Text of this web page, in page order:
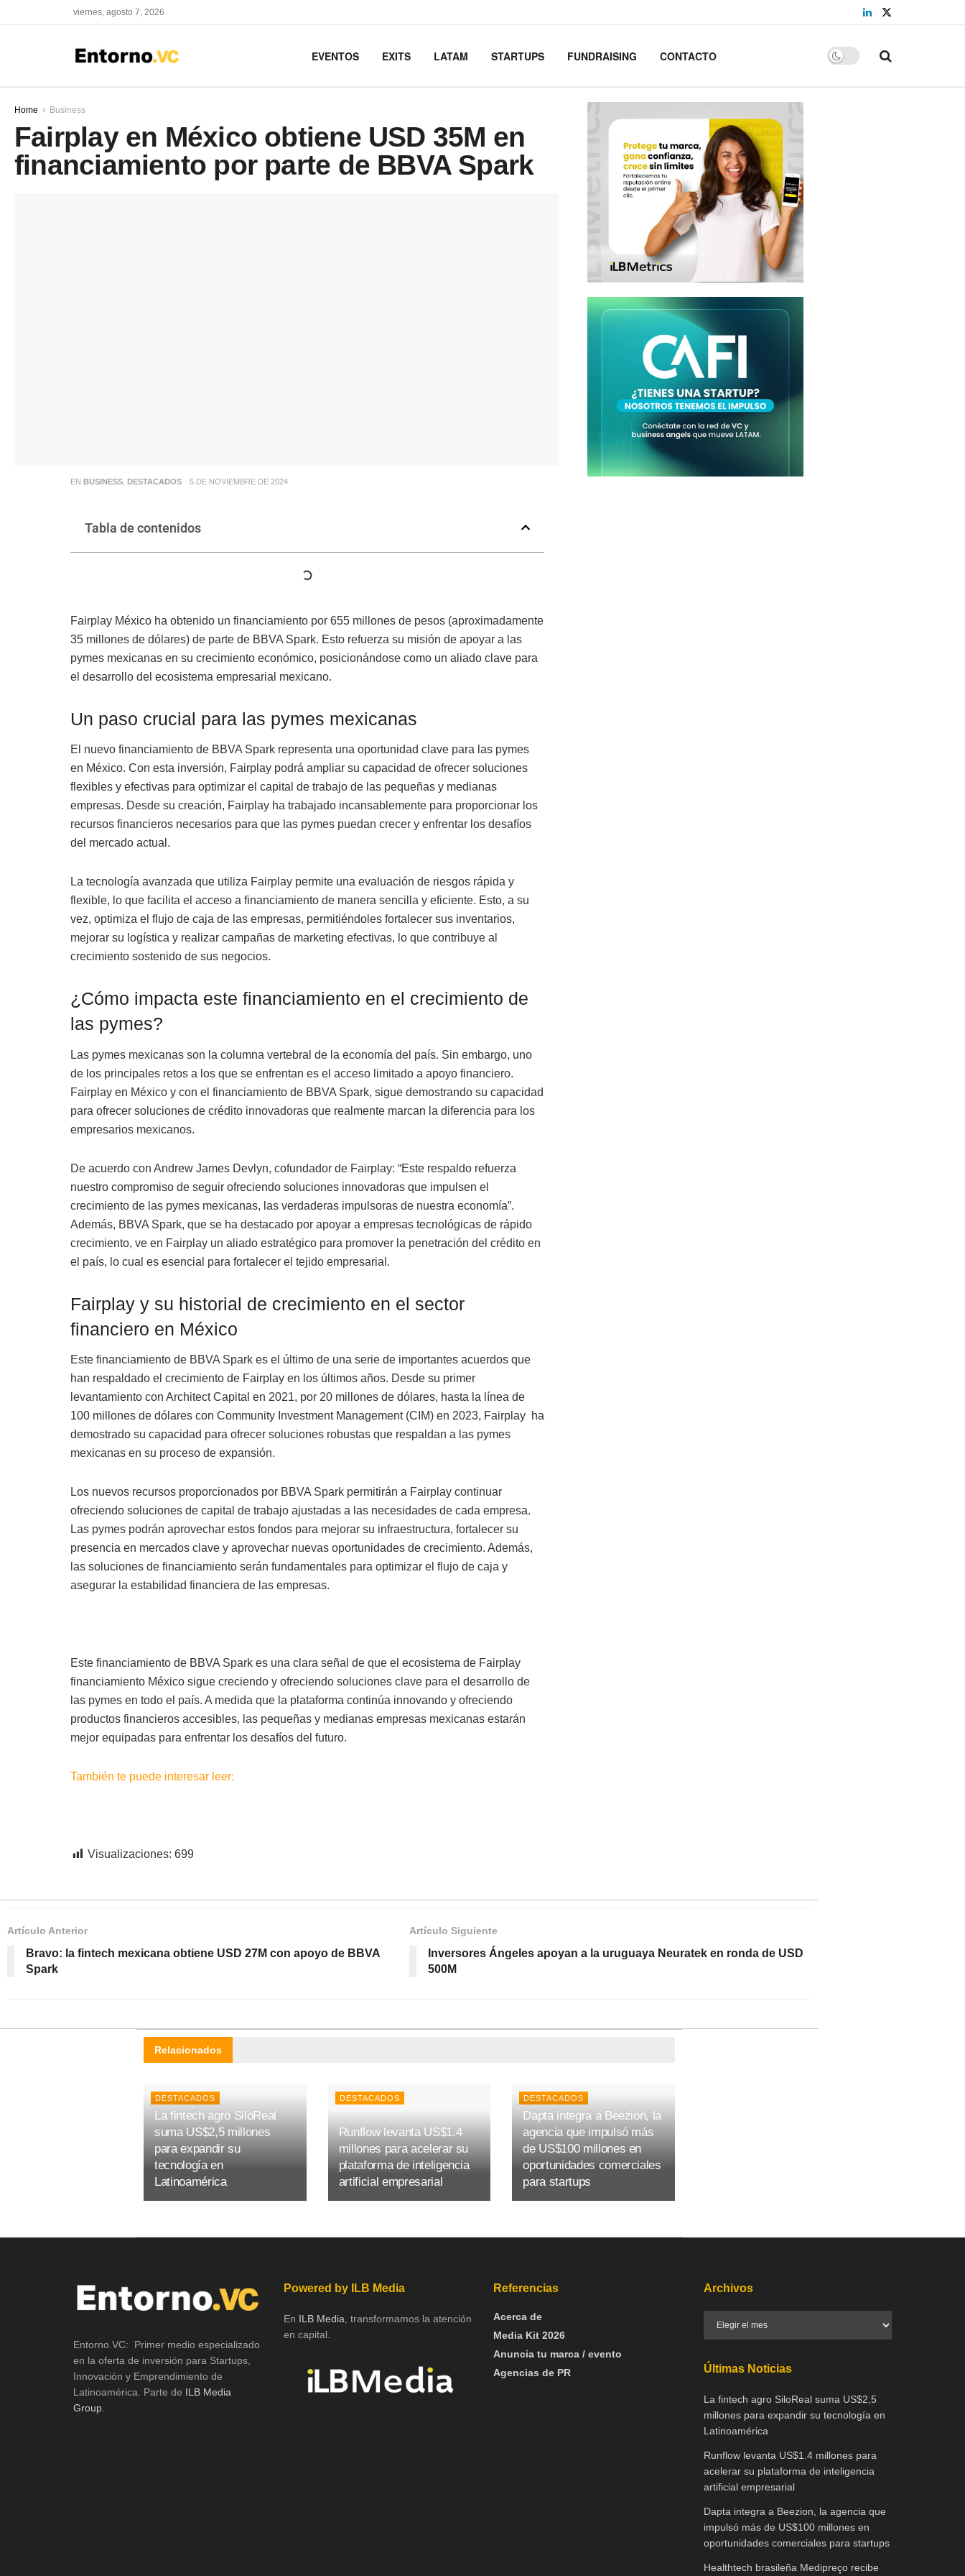
viernes, agosto 7, 2026
EVENTOS EXITS LATAM STARTUPS FUNDRAISING CONTACTO
Home Business
Fairplay en México obtiene USD 35M en
financiamiento por parte de BBVA Spark
EN BUSINESS, DESTACADOS 5 DE NOVIEMBRE DE 2024
Tabla de contenidos
Fairplay México ha obtenido un financiamiento por 655 millones de pesos (aproximadamente
35 millones de dólares) de parte de BBVA Spark. Esto refuerza su misión de apoyar a las
pymes mexicanas en su crecimiento económico, posicionándose como un aliado clave para
el desarrollo del ecosistema empresarial mexicano.
Un paso crucial para las pymes mexicanas
El nuevo financiamiento de BBVA Spark representa una oportunidad clave para las pymes
en México. Con esta inversión, Fairplay podrá ampliar su capacidad de ofrecer soluciones
flexibles y efectivas para optimizar el capital de trabajo de las pequeñas y medianas
empresas. Desde su creación, Fairplay ha trabajado incansablemente para proporcionar los
recursos financieros necesarios para que las pymes puedan crecer y enfrentar los desafíos
del mercado actual.
La tecnología avanzada que utiliza Fairplay permite una evaluación de riesgos rápida y
flexible, lo que facilita el acceso a financiamiento de manera sencilla y eficiente. Esto, a su
vez, optimiza el flujo de caja de las empresas, permitiéndoles fortalecer sus inventarios,
mejorar su logística y realizar campañas de marketing efectivas, lo que contribuye al
crecimiento sostenido de sus negocios.
¿Cómo impacta este financiamiento en el crecimiento de
las pymes?
Las pymes mexicanas son la columna vertebral de la economía del país. Sin embargo, uno
de los principales retos a los que se enfrentan es el acceso limitado a apoyo financiero.
Fairplay en México y con el financiamiento de BBVA Spark, sigue demostrando su capacidad
para ofrecer soluciones de crédito innovadoras que realmente marcan la diferencia para los
empresarios mexicanos.
De acuerdo con Andrew James Devlyn, cofundador de Fairplay: “Este respaldo refuerza
nuestro compromiso de seguir ofreciendo soluciones innovadoras que impulsen el
crecimiento de las pymes mexicanas, las verdaderas impulsoras de nuestra economía”.
Además, BBVA Spark, que se ha destacado por apoyar a empresas tecnológicas de rápido
crecimiento, ve en Fairplay un aliado estratégico para promover la penetración del crédito en
el país, lo cual es esencial para fortalecer el tejido empresarial.
Fairplay y su historial de crecimiento en el sector
financiero en México
Este financiamiento de BBVA Spark es el último de una serie de importantes acuerdos que
han respaldado el crecimiento de Fairplay en los últimos años. Desde su primer
levantamiento con Architect Capital en 2021, por 20 millones de dólares, hasta la línea de
100 millones de dólares con Community Investment Management (CIM) en 2023, Fairplay ha
demostrado su capacidad para ofrecer soluciones robustas que respaldan a las pymes
mexicanas en su proceso de expansión.
Los nuevos recursos proporcionados por BBVA Spark permitirán a Fairplay continuar
ofreciendo soluciones de capital de trabajo ajustadas a las necesidades de cada empresa.
Las pymes podrán aprovechar estos fondos para mejorar su infraestructura, fortalecer su
presencia en mercados clave y aprovechar nuevas oportunidades de crecimiento. Además,
las soluciones de financiamiento serán fundamentales para optimizar el flujo de caja y
asegurar la estabilidad financiera de las empresas.
Este financiamiento de BBVA Spark es una clara señal de que el ecosistema de Fairplay
financiamiento México sigue creciendo y ofreciendo soluciones clave para el desarrollo de
las pymes en todo el país. A medida que la plataforma continúa innovando y ofreciendo
productos financieros accesibles, las pequeñas y medianas empresas mexicanas estarán
mejor equipadas para enfrentar los desafíos del futuro.
También te puede interesar leer:
Visualizaciones: 699
Artículo Anterior
Bravo: la fintech mexicana obtiene USD 27M con apoyo de BBVA
Spark
Artículo Siguiente
Inversores Ángeles apoyan a la uruguaya Neuratek en ronda de USD
500M
Relacionados
DESTACADOS
La fintech agro SiloReal
suma US$2,5 millones
para expandir su
tecnología en
Latinoamérica
DESTACADOS
Runflow levanta US$1.4
millones para acelerar su
plataforma de inteligencia
artificial empresarial
DESTACADOS
Dapta integra a Beezion, la
agencia que impulsó más
de US$100 millones en
oportunidades comerciales
para startups
Entorno.VC: Primer medio especializado
en la oferta de inversión para Startups,
Innovación y Emprendimiento de
Latinoamérica. Parte de ILB Media
Group.
Powered by ILB Media
En ILB Media , transformamos la atención
en capital.
Referencias
Acerca de
Media Kit 2026
Anuncia tu marca / evento
Agencias de PR
Archivos
Últimas Noticias
La fintech agro SiloReal suma US$2,5
millones para expandir su tecnología en
Latinoamérica
Runflow levanta US$1.4 millones para
acelerar su plataforma de inteligencia
artificial empresarial
Dapta integra a Beezion, la agencia que
impulsó más de US$100 millones en
oportunidades comerciales para startups
Healthtech brasileña Medipreço recibe